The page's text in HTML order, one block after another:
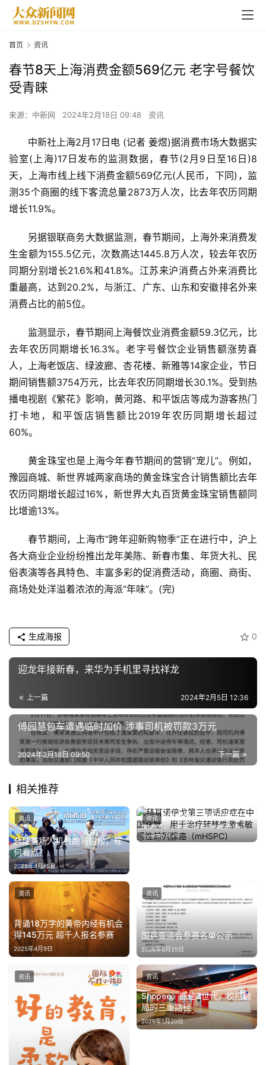
首
页
商
业
费
生
活
技
财
经
教
育
专
车
·
新
能
源
登录
首页 资讯
春节8天上海消费金额569亿元 老字号餐饮
受青睐
来源：中新网 2024年2月18日 09:48 资讯
中新社上海2月17日电 (记者 姜煜)据消费市场大数据实
验室(上海)17日发布的监测数据，春节(2月9日至16日)8
天，上海市线上线下消费金额569亿元(人民币，下同)，监
测35个商圈的线下客流总量2873万人次，比去年农历同期
增长11.9%。
另据银联商务大数据监测，春节期间，上海外来消费发
生金额为155.5亿元，次数高达1445.8万人次，较去年农历
同期分别增长21.6%和41.8%。江苏来沪消费占外来消费比
重最高，达到20.2%，与浙江、广东、山东和安徽排名外来
消费占比的前5位。
监测显示，春节期间上海餐饮业消费金额59.3亿元，比
去年农历同期增长16.3%。老字号餐饮企业销售额涨势喜
人，上海老饭店、绿波廊、杏花楼、新雅等14家企业，节日
期间销售额3754万元，比去年农历同期增长30.1%。受到热
播电视剧《繁花》影响，黄河路、和平饭店等成为游客热门
打卡地，和平饭店销售额比2019年农历同期增长超过
60%。
黄金珠宝也是上海今年春节期间的营销“宠儿”。例如，
豫园商城、新世界城两家商场的黄金珠宝合计销售额比去年
农历同期增长超过16%，新世界大丸百货黄金珠宝销售额同
比增逾13%。
春节期间，上海市“跨年迎新购物季”正在进行中，沪上
各大商业企业纷纷推出龙年美陈、新春市集、年货大礼、民
俗表演等各具特色、丰富多彩的促消费活动，商圈、商街、
商场处处洋溢着浓浓的海派“年味”。(完)
0
生成海报
迎龙年接新春，来华为手机里寻找祥龙
上一篇 2024年2月5日 12:36
傅园慧包车遭遇临时加价 涉事司机被罚款3万元
下一篇
2024年2月18日 09:50
相关推荐
全球首场人机共跑马拉松，有
何看点？
2025年4月19日
资讯
拜耳诺倍戈第三项适应症在中
国获批，用于治疗转移性激素
敏感性前列腺癌（mHSPC）
2026年2月4日
资讯
背诵18万字的黄帝内经有机会
得145万元 超千人报名参赛
2025年4月9日
资讯
国乒亚运会参赛名单公示
2026年6月25日
资讯
资讯
Shopee：抓住Z世代，校招破
局的三重路径
2026年1月20日
资讯